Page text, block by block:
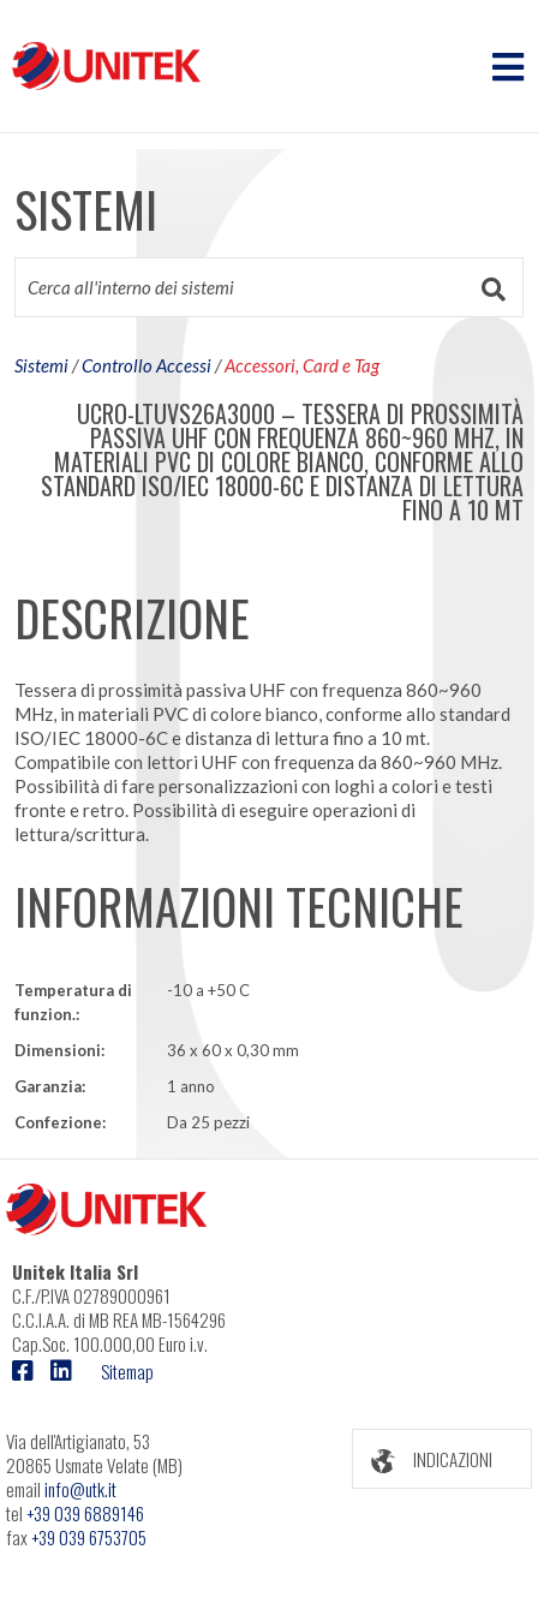
SISTEMI
Sistemi/Controllo Accessi/Accessori, Card e Tag
UCRO-LTUVS26A3000 – TESSERA DI PROSSIMITÀ
PASSIVA UHF CON FREQUENZA 860~960 MHZ, IN
MATERIALI PVC DI COLORE BIANCO, CONFORME ALLO
STANDARD ISO/IEC 18000-6C E DISTANZA DI LETTURA
FINO A 10 MT
DESCRIZIONE
Tessera di prossimità passiva UHF con frequenza 860~960
MHz, in materiali PVC di colore bianco, conforme allo standard
ISO/IEC 18000-6C e distanza di lettura fino a 10 mt.
Compatibile con lettori UHF con frequenza da 860~960 MHz.
Possibilità di fare personalizzazioni con loghi a colori e testi
fronte e retro. Possibilità di eseguire operazioni di
lettura/scrittura.
INFORMAZIONI TECNICHE
Temperatura di
funzion.:
-10 a +50 C
Dimensioni:
36 x 60 x 0,30 mm
Garanzia:
1 anno
Confezione:
Da 25 pezzi
Unitek Italia Srl
C.F./P.IVA 02789000961
C.C.I.A.A. di MB REA MB-1564296
Cap.Soc. 100.000,00 Euro i.v.
Sitemap
Via dell'Artigianato, 53
20865 Usmate Velate (MB)
emailinfo@utk.it
tel+39 039 6889146
fax+39 039 6753705
INDICAZIONI